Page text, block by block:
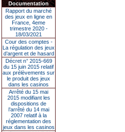
Documentation
Rapport du marché
des jeux en ligne en
France, 4eme
trimestre 2020 -
18/03/2021
Cour des comptes -
La régulation des jeux
d’argent et de hasard
Décret n° 2015-669
du 15 juin 2015 relatif
aux prélèvements sur
le produit des jeux
dans les casinos
Arrêté du 15 mai
2015 modifiant les
dispositions de
l’arrêté du 14 mai
2007 relatif à la
réglementation des
jeux dans les casinos